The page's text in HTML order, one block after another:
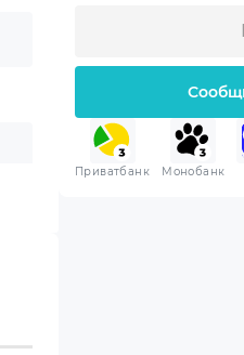
Приватбанк Монобанк